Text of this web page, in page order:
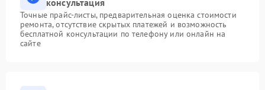
консультация
Точные прайс-листы, предварительная оценка стоимости
ремонта, отсутствие скрытых платежей и возможность
бесплатной консультации по телефону или онлайн на
сайте